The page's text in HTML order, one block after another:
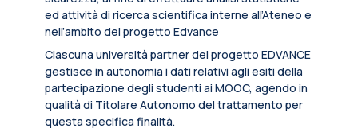
ed attività di ricerca scientifica interne all’Ateneo e
nell’ambito del progetto Edvance
Ciascuna università partner del progetto EDVANCE
gestisce in autonomia i dati relativi agli esiti della
partecipazione degli studenti ai MOOC, agendo in
qualità di Titolare Autonomo del trattamento per
questa specifica finalità.